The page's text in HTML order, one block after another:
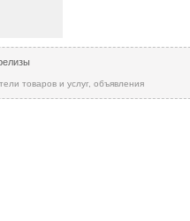
товаров и услуг, объявления